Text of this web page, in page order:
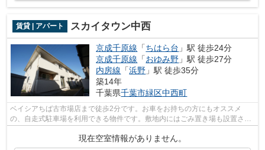
賃貸 | アパート スカイタウン中西
京成千原線 「ちはら台 」駅 徒歩24分
京成千原線 「おゆみ野 」駅 徒歩27分
内房線 「浜野 」駅 徒歩35分
築14年
千葉県千葉市緑区中西町
ベイシアちば古市場店まで徒歩2分です。お車をお持ちの方にもオススメ
の、自走式駐車場を利用できる物件です。敷地内にはごみ置き場も設置され
現在空室情報がありません。